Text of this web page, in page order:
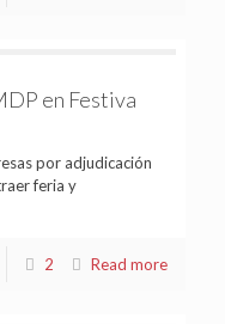
en Festiva
por adjudicación
feria y
2 Read more